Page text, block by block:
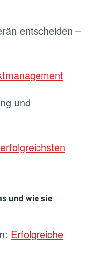
entscheiden –
und
und wie sie
Erfolgreiche